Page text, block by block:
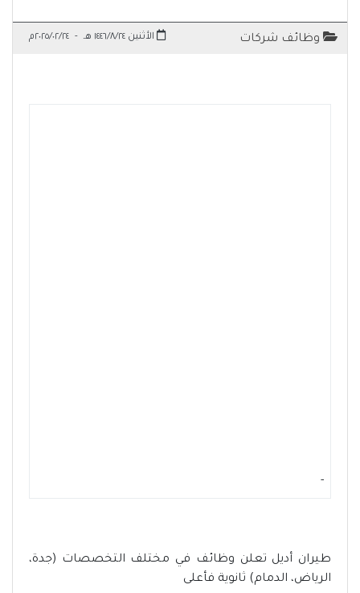
وظائف شركات الأثنين ١٤٤٦/٨/٢٤ هـ - ٢٠٢٥/٠٢/٢٤م
-
طيران أديل تعلن وظائف في مختلف التخصصات (جدة،
الرياض، الدمام) ثانوية فأعلى